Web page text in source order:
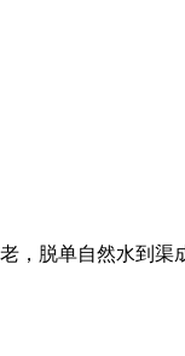
，脱单自然水到渠